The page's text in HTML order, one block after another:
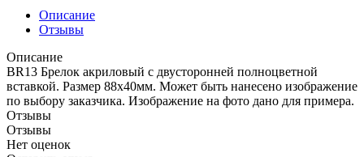
Описание
Отзывы
Описание
BR13 Брелок акриловый с двусторонней полноцветной
вставкой. Размер 88х40мм. Может быть нанесено изображение
по выбору заказчика. Изображение на фото дано для примера.
Отзывы
Отзывы
Нет оценок